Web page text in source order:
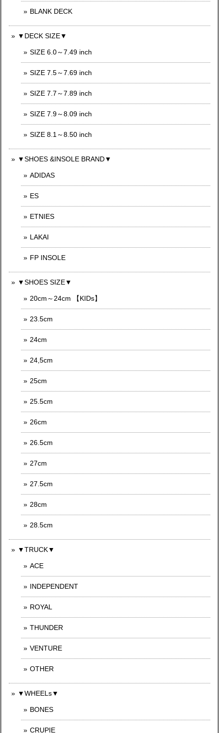
BLANK DECK
▼DECK SIZE▼
SIZE 6.0～7.49 inch
SIZE 7.5～7.69 inch
SIZE 7.7～7.89 inch
SIZE 7.9～8.09 inch
SIZE 8.1～8.50 inch
▼SHOES &INSOLE BRAND▼
ADIDAS
ES
ETNIES
LAKAI
FP INSOLE
▼SHOES SIZE▼
20cm～24cm 【KIDs】
23.5cm
24cm
24,5cm
25cm
25.5cm
26cm
26.5cm
27cm
27.5cm
28cm
28.5cm
▼TRUCK▼
ACE
INDEPENDENT
ROYAL
THUNDER
VENTURE
OTHER
▼WHEELs▼
BONES
CRUPIE